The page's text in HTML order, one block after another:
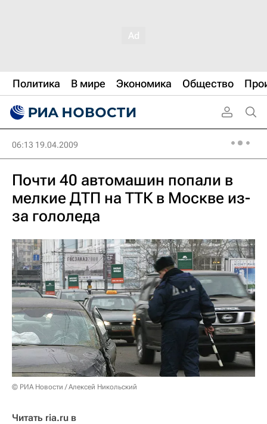
Политика В мире Экономика Общество
06:13 19.04.2009
Почти 40 автомашин попали в
мелкие ДТП на ТТК в Москве из-
за гололеда
© РИА Новости / Алексей Никольский
Читать ria.ru в